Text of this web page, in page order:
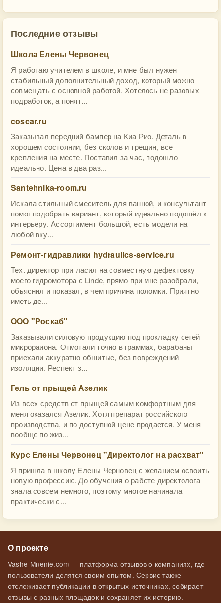
Последние отзывы
Школа Елены Червонец
Я работаю учителем в школе, и мне был нужен
стабильный дополнительный доход, который можно
совмещать с основной работой. Хотелось не разовых
подработок, а понят...
coscar.ru
Заказывал передний бампер на Киа Рио. Деталь в
хорошем состоянии, без сколов и трещин, все
крепления на месте. Поставил за час, подошло
идеально. Цена в два раз...
Santehnika-room.ru
Искала стильный смеситель для ванной, и консультант
помог подобрать вариант, который идеально подошёл к
интерьеру. Ассортимент большой, есть модели на
любой вку...
Ремонт-гидравлики hydraulics-service.ru
Тех. директор пригласил на совместную дефектовку
моего гидромотора с Linde, прямо при мне разобрали,
объяснил и показал, в чем причина поломки. Приятно
иметь де...
ООО "Роскаб"
Заказывали силовую продукцию под прокладку сетей
микрорайона. Отмотали точно в граммах, барабаны
приехали аккуратно обшитые, без повреждений
изоляции. Респект з...
Гель от прыщей Азелик
Из всех средств от прыщей самым комфортным для
меня оказался Азелик. Хотя препарат российского
производства, и по доступной цене продается. У меня
вообще по жиз...
Курс Елены Червонец "Директолог на расхват"
Я пришла в школу Елены Черновец с желанием освоить
новую профессию. До обучения о работе директолога
знала совсем немного, поэтому многое начинала
практически с...
О проекте
Vashe-Mnenie.com — платформа отзывов о компаниях, где
пользователи делятся своим опытом. Сервис также
отслеживает публикации в открытых источниках, собирает
отзывы с разных площадок и сохраняет их историю.